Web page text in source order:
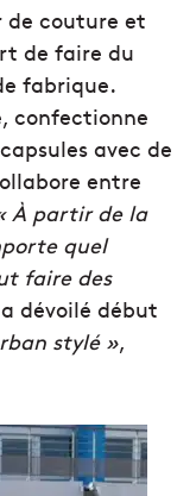
de couture et
de faire du
fabrique.
confectionne
avec de
entre
À partir de la
quel
faire des
dévoilé début
stylé »,